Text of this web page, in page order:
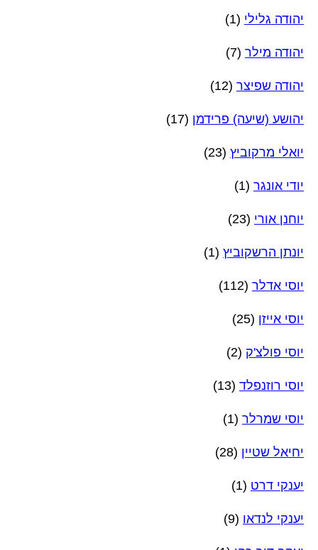
יהודה גלילי (1)
יהודה מילר (7)
יהודה שפיצר (12)
יהושע (שיעה) פרידמן (17)
יואלי מרקוביץ (23)
יודי אונגר (1)
יוחנן אורי (23)
יונתן הרשקוביץ (1)
יוסי אדלר (112)
יוסי אייזן (25)
יוסי פולצ'ק (2)
יוסי רוזנפלד (13)
יוסי שמרלר (1)
יחיאל שטיין (28)
יענקי דרט (1)
יענקי לנדאו (9)